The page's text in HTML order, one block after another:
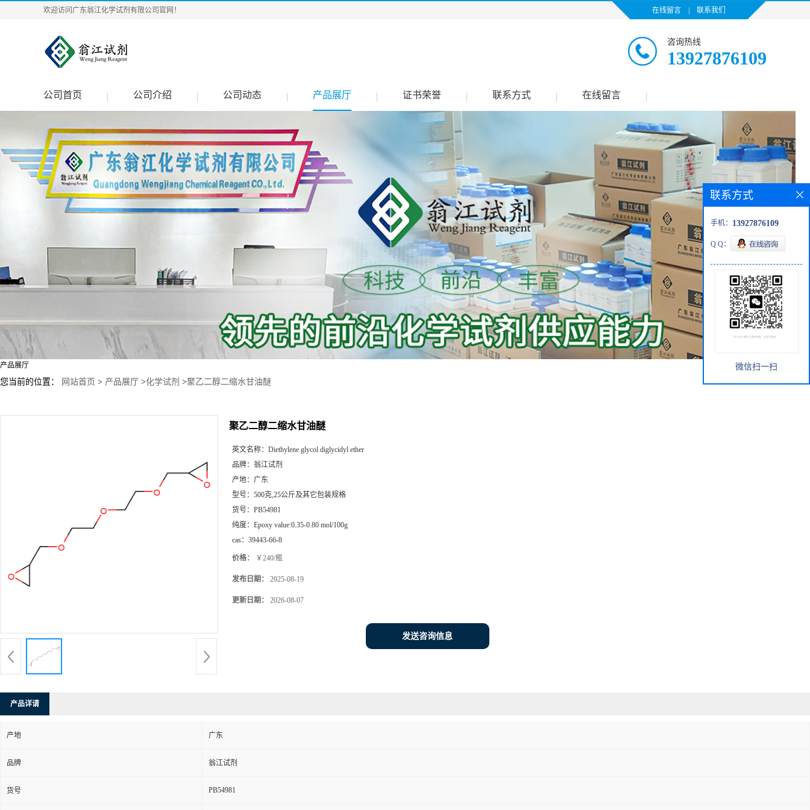
欢迎访问广东翁江化学试剂有限公司官网！ 在线留言 联系我们
咨询热线
13927876109
公司首页 公司介绍 公司动态 产品展厅 证书荣誉 联系方式 在线留言
产品展厅
您当前的位置： 网站首页 > 产品展厅 >化学试剂 >聚乙二醇二缩水甘油醚
聚乙二醇二缩水甘油醚
英文名称： Diethylene glycol diglycidyl ether
品牌： 翁江试剂
产地： 广东
型号： 500克,25公斤及其它包装规格
货号： PB54981
纯度： Epoxy value:0.35-0.80 mol/100g
cas： 39443-66-8
价格： ￥240/瓶
发布日期： 2025-08-19
更新日期： 2026-08-07
发送咨询信息
产品详请
产地 广东
品牌 翁江试剂
货号 PB54981
联系方式
手机： 13927876109
Q Q：
微信扫一扫